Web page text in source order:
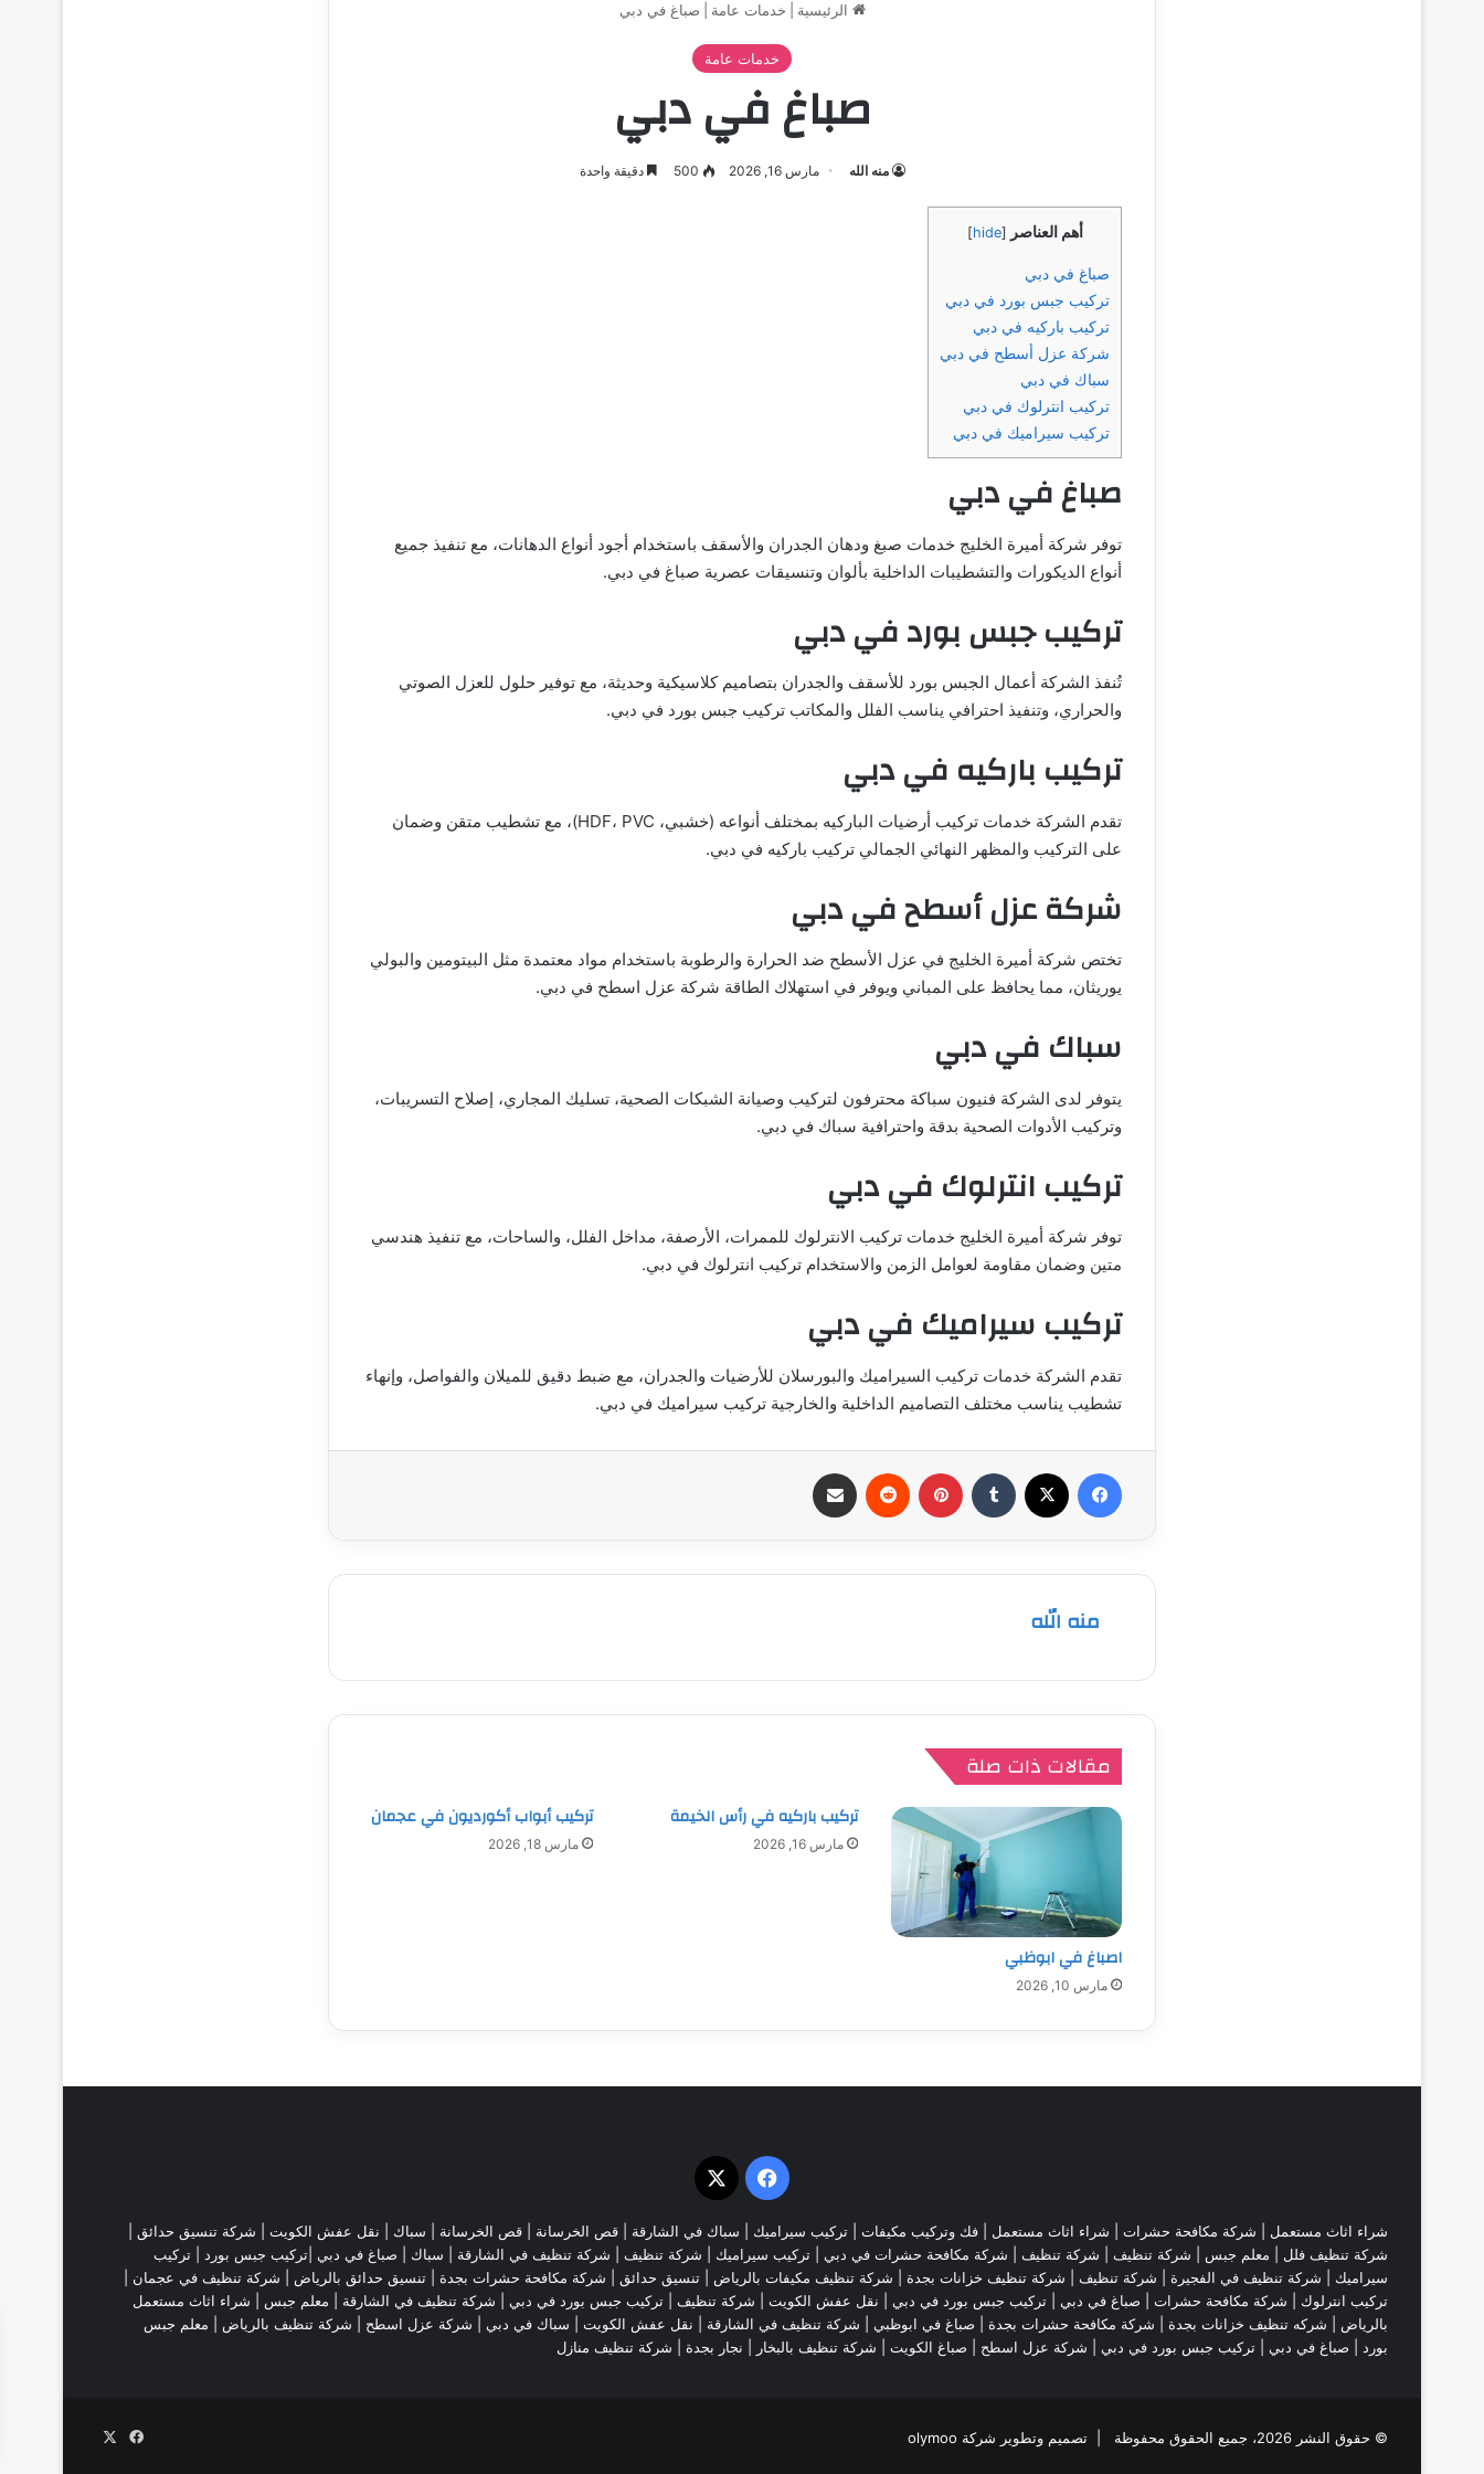
الرئيسية خدمات عامة صباغ في دبي
خدمات عامة
صباغ في دبي
منه الله مارس 16, 2026 500 دقيقة واحدة
أهم العناصر [
hide
]
صباغ في دبي
تركيب جبس بورد في دبي
تركيب باركيه في دبي
شركة عزل أسطح في دبي
سباك في دبي
تركيب انترلوك في دبي
تركيب سيراميك في دبي
صباغ في دبي
توفر شركة أميرة الخليج خدمات صبغ ودهان الجدران والأسقف باستخدام أجود أنواع الدهانات، مع تنفيذ جميع
أنواع الديكورات والتشطيبات الداخلية بألوان وتنسيقات عصرية صباغ في دبي.
تركيب جبس بورد في دبي
تُنفذ الشركة أعمال الجبس بورد للأسقف والجدران بتصاميم كلاسيكية وحديثة، مع توفير حلول للعزل الصوتي
والحراري، وتنفيذ احترافي يناسب الفلل والمكاتب تركيب جبس بورد في دبي.
تركيب باركيه في دبي
تقدم الشركة خدمات تركيب أرضيات الباركيه بمختلف أنواعه (خشبي، HDF، PVC)، مع تشطيب متقن وضمان
على التركيب والمظهر النهائي الجمالي تركيب باركيه في دبي.
شركة عزل أسطح في دبي
تختص شركة أميرة الخليج في عزل الأسطح ضد الحرارة والرطوبة باستخدام مواد معتمدة مثل البيتومين والبولي
يوريثان، مما يحافظ على المباني ويوفر في استهلاك الطاقة شركة عزل اسطح في دبي.
سباك في دبي
يتوفر لدى الشركة فنيون سباكة محترفون لتركيب وصيانة الشبكات الصحية، تسليك المجاري، إصلاح التسريبات،
وتركيب الأدوات الصحية بدقة واحترافية سباك في دبي.
تركيب انترلوك في دبي
توفر شركة أميرة الخليج خدمات تركيب الانترلوك للممرات، الأرصفة، مداخل الفلل، والساحات، مع تنفيذ هندسي
متين وضمان مقاومة لعوامل الزمن والاستخدام تركيب انترلوك في دبي.
تركيب سيراميك في دبي
تقدم الشركة خدمات تركيب السيراميك والبورسلان للأرضيات والجدران، مع ضبط دقيق للميلان والفواصل، وإنهاء
تشطيب يناسب مختلف التصاميم الداخلية والخارجية تركيب سيراميك في دبي.
فيسبوك بينتيريست
منه الله
مقالات ذات صلة
اصباغ في ابوظبي
مارس 10, 2026
تركيب باركيه في رأس الخيمة
مارس 16, 2026
تركيب أبواب أكورديون في عجمان
مارس 18, 2026
فيسبوك
‫X
شراء اثاث مستعمل شركة مكافحة حشرات شراء اثاث مستعمل فك وتركيب مكيفات | تركيب سيراميك | سباك في الشارقة قص الخرسانة | قص الخرسانة | سباك نقل عفش الكويت شركة تنسيق حدائق
شركة تنظيف فلل
معلم جبس شركة تنظيف شركة تنظيف شركة مكافحة حشرات في دبي تركيب سيراميك شركة تنظيف شركة تنظيف في الشارقة | سباك | صباغ في دبي |تركيب جبس بورد | تركيب
سيراميك
شركة تنظيف في الفجيرة شركة تنظيف شركة تنظيف خزانات بجدة شركة تنظيف مكيفات بالرياض تنسيق حدائق شركة مكافحة حشرات بجدة تنسيق حدائق بالرياض شركة تنظيف في عجمان
تركيب انترلوك | شركة مكافحة حشرات صباغ في دبي تركيب جبس بورد في دبي نقل عفش الكويت شركة تنظيف تركيب جبس بورد في دبي شركة تنظيف في الشارقة معلم جبس
شراء اثاث مستعمل
بالرياض
شركه تنظيف خزانات بجدة شركة مكافحة حشرات بجدة صباغ في ابوظبي شركة تنظيف في الشارقة نقل عفش الكويت | سباك في دبي | شركة عزل اسطح شركة تنظيف بالرياض
معلم جبس
بورد
صباغ في دبي تركيب جبس بورد في دبي شركة عزل اسطح صباغ الكويت شركة تنظيف بالبخار نجار بجدة شركة تنظيف منازل
© حقوق النشر 2026، جميع الحقوق محفوظة | تصميم وتطوير شركة olymoo فيسبوك